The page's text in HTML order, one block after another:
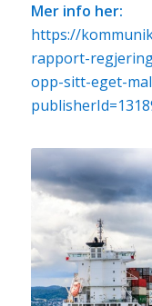
Mer info her:
https://
rapport-
opp-sitt-eget-